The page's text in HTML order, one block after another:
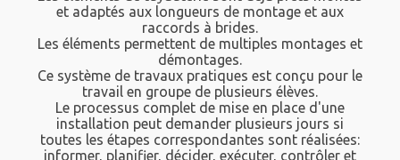
et adaptés aux longueurs de montage et aux
raccords à brides.
Les éléments permettent de multiples montages et
démontages.
Ce système de travaux pratiques est conçu pour le
travail en groupe de plusieurs élèves.
Le processus complet de mise en place d'une
installation peut demander plusieurs jours si
toutes les étapes correspondantes sont réalisées:
informer, planifier, décider, exécuter, contrôler et